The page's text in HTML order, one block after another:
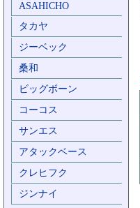
ASAHICHO
タカヤ
ジーベック
桑和
ビッグボーン
コーコス
サンエス
アタックベース
クレヒフク
ジンナイ